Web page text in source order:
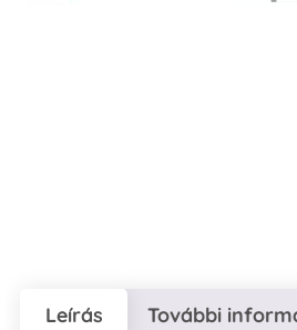
Leírás További